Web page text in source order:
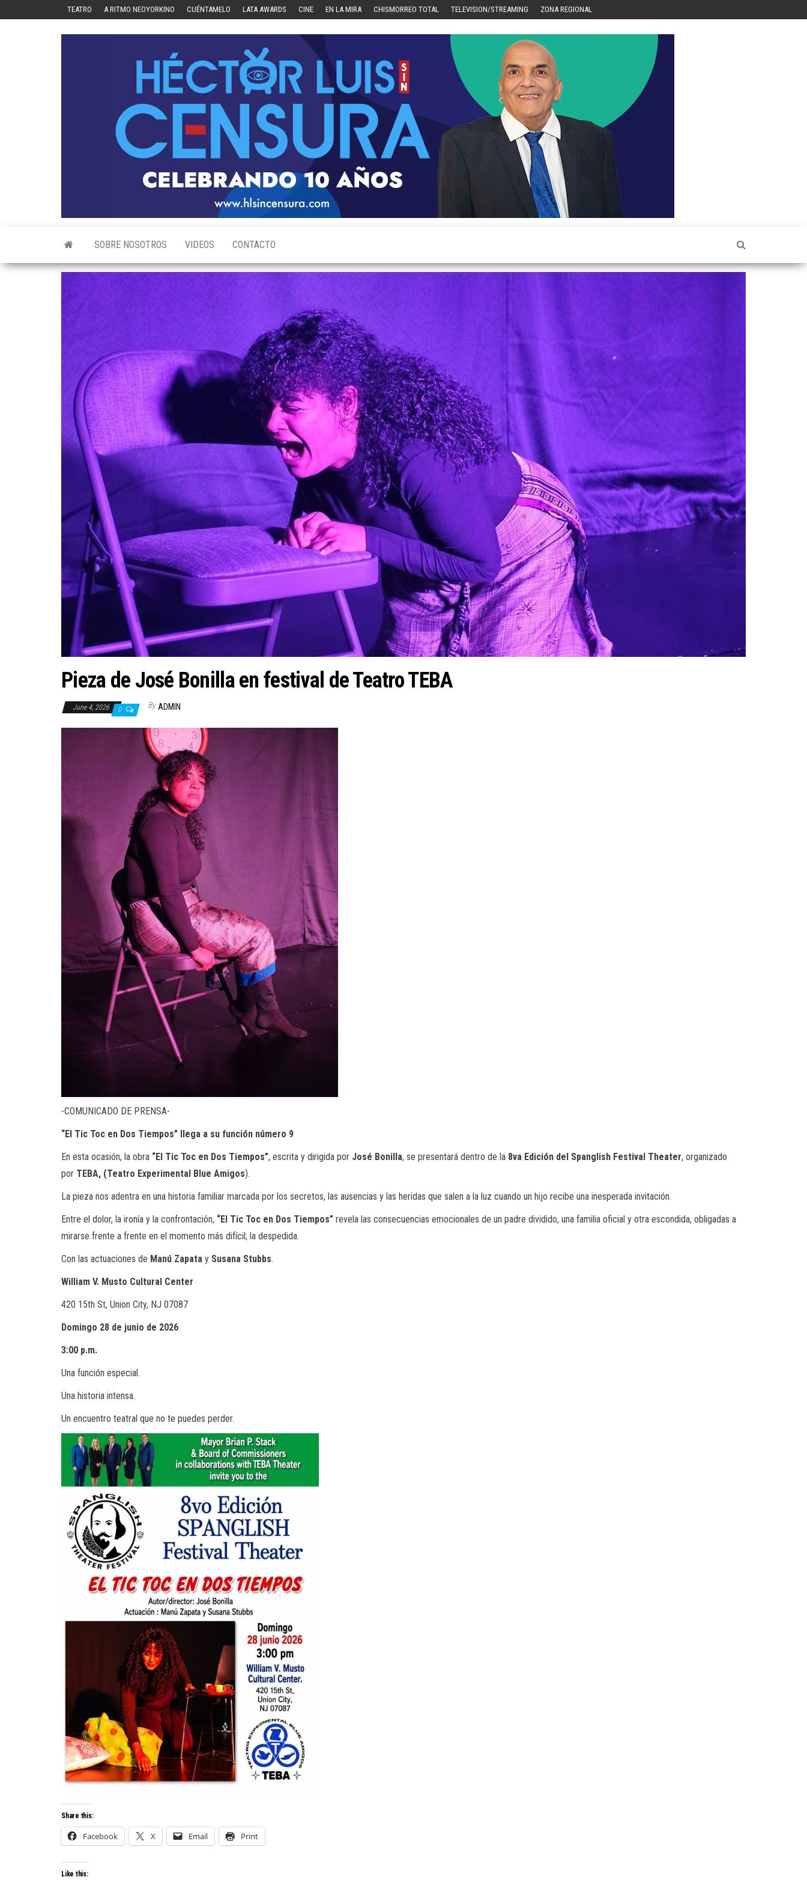
TEATRO A RITMO NEOYORKINO CUÉNTAMELO LATA AWARDS CINE EN LA MIRA CHISMORREO TOTAL TELEVISION/STREAMING ZONA REGIONAL
SOBRE NOSOTROS VIDEOS CONTACTO
Pieza de José Bonilla en festival de Teatro TEBA
June 4, 2026 0 By ADMIN
-COMUNICADO DE PRENSA-
“El Tic Toc en Dos Tiempos” llega a su función número 9
En esta ocasión, la obra “El Tic Toc en Dos Tiempos”, escrita y dirigida por José Bonilla, se presentará dentro de la 8va Edición del Spanglish Festival Theater, organizado
por TEBA, (Teatro Experimental Blue Amigos).
La pieza nos adentra en una historia familiar marcada por los secretos, las ausencias y las heridas que salen a la luz cuando un hijo recibe una inesperada invitación.
Entre el dolor, la ironía y la confrontación, “El Tic Toc en Dos Tiempos” revela las consecuencias emocionales de un padre dividido, una familia oficial y otra escondida, obligadas a
mirarse frente a frente en el momento más difícil; la despedida.
Con las actuaciones de Manú Zapata y Susana Stubbs.
William V. Musto Cultural Center
420 15th St, Union City, NJ 07087
Domingo 28 de junio de 2026
3:00 p.m.
Una función especial.
Una historia intensa.
Un encuentro teatral que no te puedes perder.
Share this:
Facebook X Email Print
Like this: